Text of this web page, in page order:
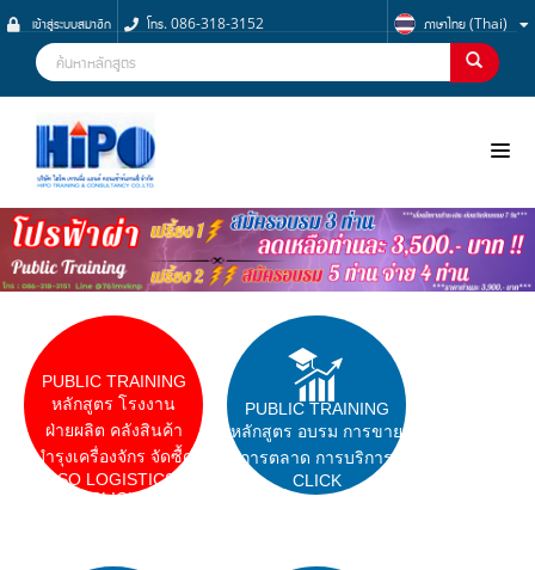
เข้าสู่ระบบสมาชิก โทร. 086-318-3152 ภาษาไทย (Thai)
NOO
PUBLIC TRAINING
หลักสูตร โรงงาน
ฝ่ายผลิต คลังสินค้า
บำรุงเครื่องจักร จัดซื้ด
ISO LOGISTICS
CLICK
PUBLIC TRAINING
หลักสูตร อบรม การขาย
การตลาด การบริการ
CLICK